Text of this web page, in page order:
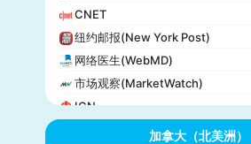
CNET
纽约邮报(New York Post)
网络医生(WebMD)
市场观察(MarketWatch)
IGN
加拿大（北美洲）